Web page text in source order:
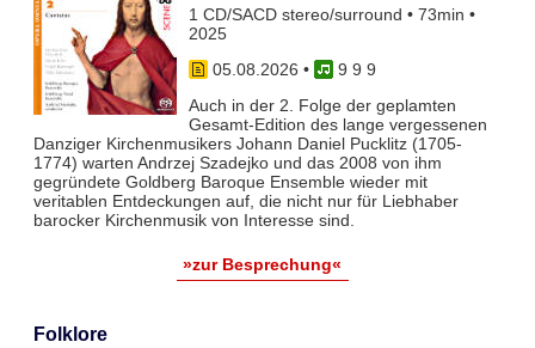
1 CD/SACD stereo/surround • 73min •
2025
05.08.2026 •
9 9 9
Auch in der 2. Folge der geplamten
Gesamt-Edition des lange vergessenen
Danziger Kirchenmusikers Johann Daniel Pucklitz (1705-
1774) warten Andrzej Szadejko und das 2008 von ihm
gegründete Goldberg Baroque Ensemble wieder mit
veritablen Entdeckungen auf, die nicht nur für Liebhaber
barocker Kirchenmusik von Interesse sind.
»zur Besprechung«
Folklore